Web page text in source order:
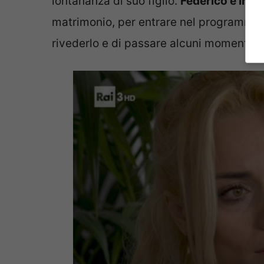
matrimonio, per entrare nel programma
rivederlo e di passare alcuni momenti